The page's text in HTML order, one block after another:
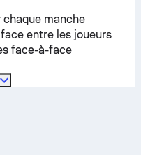
manche
entre les joueurs
face-à-face